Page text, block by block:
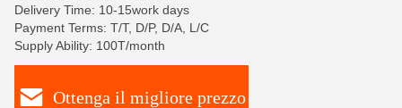
Delivery Time: 10-15work days
Payment Terms: T/T, D/P, D/A, L/C
Supply Ability: 100T/month
Ottenga il migliore prezzo